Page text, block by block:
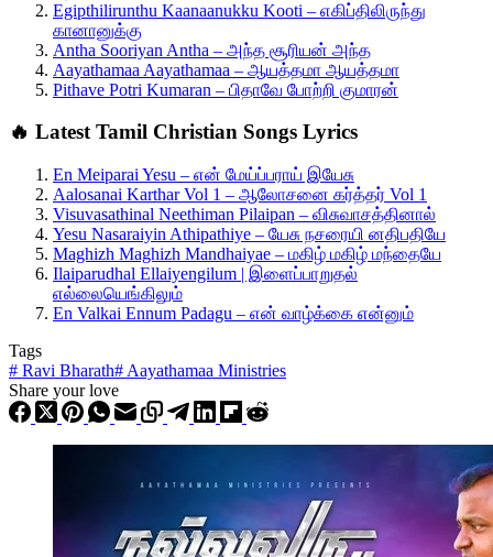
Egipthilirunthu Kaanaanukku Kooti – எகிப்திலிருந்து
கானானுக்கு
Antha Sooriyan Antha – அந்த சூரியன் அந்த
Aayathamaa Aayathamaa – ஆயத்தமா ஆயத்தமா
Pithave Potri Kumaran – பிதாவே போற்றி குமாரன்
🔥 Latest Tamil Christian Songs Lyrics
En Meiparai Yesu – என் மேய்ப்பராய் இயேசு
Aalosanai Karthar Vol 1 – ஆலோசனை கர்த்தர் Vol 1
Visuvasathinal Neethiman Pilaipan – விசுவாசத்தினால்
Yesu Nasaraiyin Athipathiye – யேசு நசரையி னதிபதியே
Maghizh Maghizh Mandhaiyae – மகிழ் மகிழ் மந்தையே
Ilaiparudhal Ellaiyengilum | இளைப்பாறுதல்
எல்லையெங்கிலும்
En Valkai Ennum Padagu – என் வாழ்க்கை என்னும்
Tags
# Ravi Bharath# Aayathamaa Ministries
Share your love